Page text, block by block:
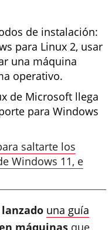
de instalación:
para Linux 2, usar
una máquina
operativo.
de Microsoft llega
para Windows
saltarte los
Windows 11, e
una guía
máquinas que